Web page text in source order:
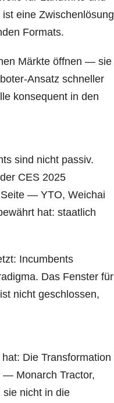
eine Zwischenlösung
Formats.
Märkte öffnen — sie
Ansatz schneller
konsequent in den
sind nicht passiv.
CES 2025
— YTO, Weichai
hat: staatlich
Incumbents
Das Fenster für
nicht geschlossen,
Die Transformation
— Monarch Tractor,
nicht in die